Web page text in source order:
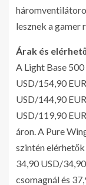
lesznek a gamer
Árak és
A Light Base
USD/154,90
USD/144,90
USD/119,90
áron. A Pure
szintén
34,90 USD/
csomagnál és